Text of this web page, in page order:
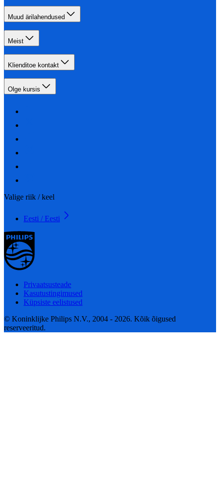
Muud ärilahendused
Meist
Klienditoe kontakt
Olge kursis
Valige riik / keel
Eesti / Eesti
Privaatsusteade
Kasutustingimused
Küpsiste eelistused
© Koninklijke Philips N.V., 2004 - 2026. Kõik õigused
reserveeritud.